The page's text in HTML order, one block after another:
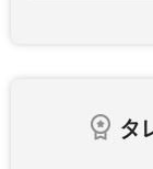
タ